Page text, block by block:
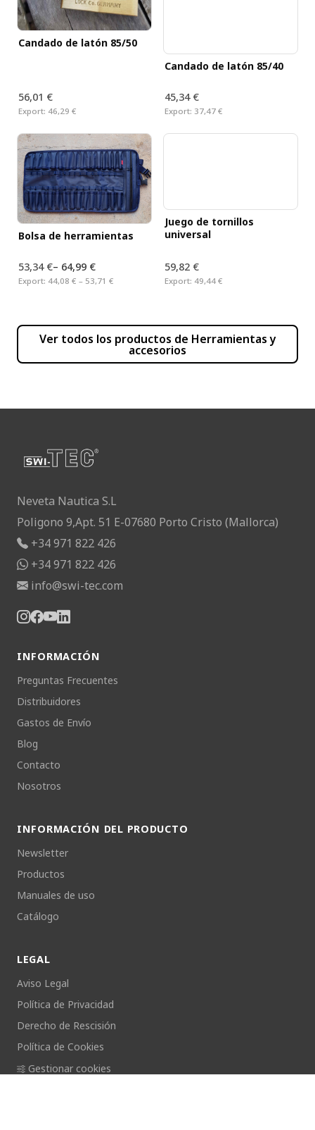
Candado de latón 85/50
56,01 €
Export: 46,29 €
Candado de latón 85/40
45,34 €
Export: 37,47 €
Bolsa de herramientas
53,34 €– 64,99 €
Export: 44,08 € – 53,71 €
Juego de tornillos
universal
59,82 €
Export: 49,44 €
Ver todos los productos de Herramientas y
accesorios
Neveta Nautica S.L
Poligono 9,Apt. 51 E-07680 Porto Cristo (Mallorca)
+34 971 822 426
+34 971 822 426
info@swi-tec.com
INFORMACIÓN
Preguntas Frecuentes
Distribuidores
Gastos de Envío
Blog
Contacto
Nosotros
INFORMACIÓN DEL PRODUCTO
Newsletter
Productos
Manuales de uso
Catálogo
LEGAL
Aviso Legal
Política de Privacidad
Derecho de Rescisión
Política de Cookies
Gestionar cookies